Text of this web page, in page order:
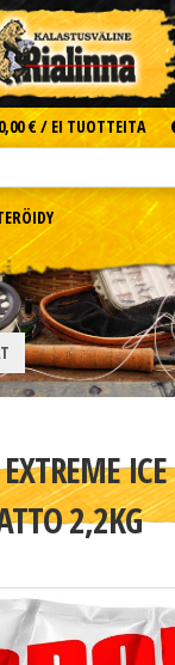
0,00 € / EI TUOTTEITA
2,2KG